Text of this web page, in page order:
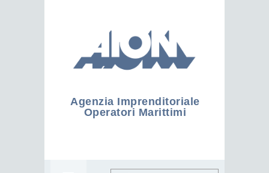
Agenzia Imprenditoriale
Operatori Marittimi